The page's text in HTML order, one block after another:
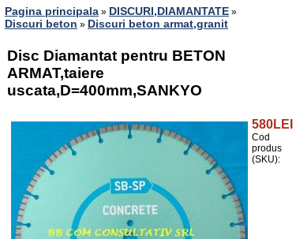
Pagina principala » DISCURI,DIAMANTATE »
Discuri beton » Discuri beton armat,granit
Disc Diamantat pentru BETON
ARMAT,taiere
uscata,D=400mm,SANKYO
580LEI
Cod
produs
(SKU):